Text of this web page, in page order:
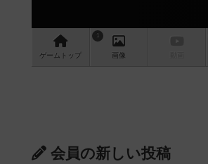
ゲーム トップ
1
画像
会員の新しい投稿